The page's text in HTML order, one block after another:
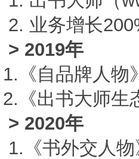
2. 业务增长
> 2019年
1.《自品牌人物
2.《出书大师生
> 2020年
1.《书外交人